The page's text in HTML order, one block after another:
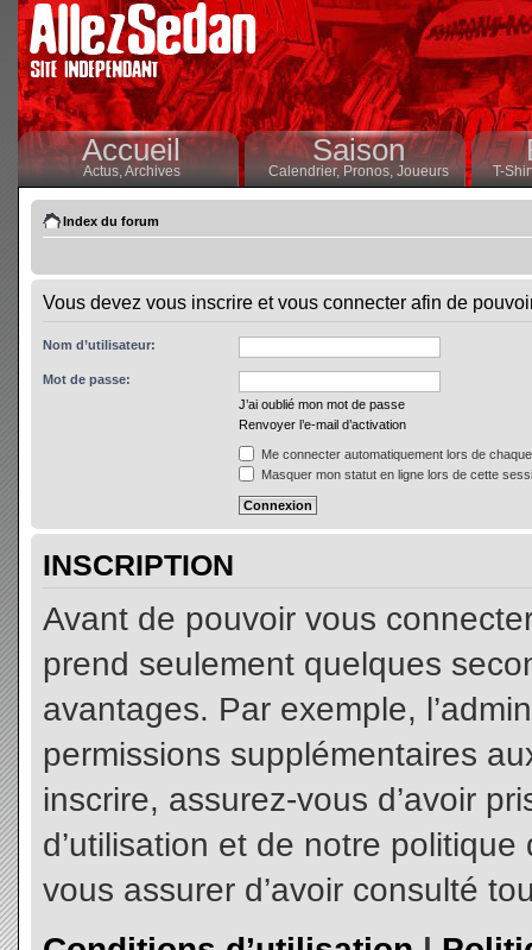
Accueil
Actus,Archives
Saison
Calendrier,Pronos, Joueurs T-
Index du forum
Vous devez vous inscrire et vous connecter afin de
Nom d’utilisateur:
Mot de passe:
J’ai oublié mon mot de passe
Renvoyer l’e-mail d’activation
Me connecter automatiquement lors de
Masquer mon statut en ligne lors de cette
INSCRIPTION
Avant de pouvoir vous
prend seulement quelques
avantages. Par exemple,
permissions supplémentaires
inscrire, assurez-vous d’avoir
d’utilisation et de notre
vous assurer d’avoir consulté